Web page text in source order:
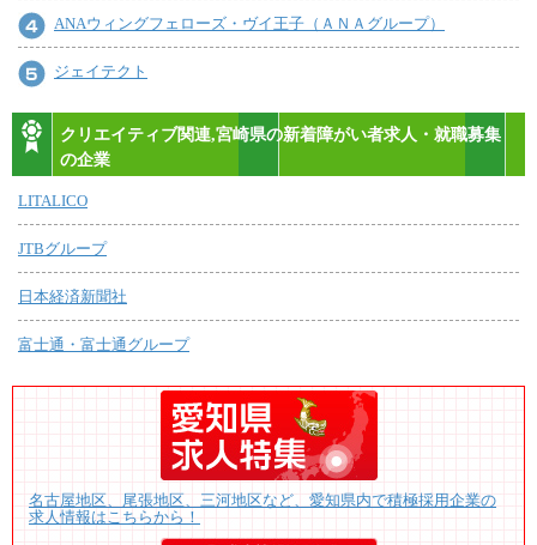
ANAウィングフェローズ・ヴイ王子（ＡＮＡグループ）
ジェイテクト
クリエイティブ関連,宮崎県の新着障がい者求人・就職募集
の企業
LITALICO
JTBグループ
日本経済新聞社
富士通・富士通グループ
名古屋地区、尾張地区、三河地区など、愛知県内で積極採用企業の
求人情報はこちらから！